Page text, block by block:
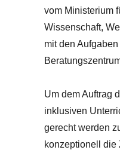
vom Ministerium
Wissenschaft,
mit den
Um dem Auftrag
inklusiven
gerecht werden
konzeptionell die